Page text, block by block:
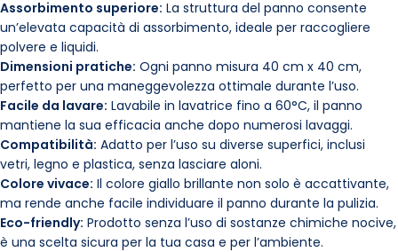
Assorbimento superiore: La struttura del panno consente
un’elevata capacità di assorbimento, ideale per raccogliere
polvere e liquidi.
Dimensioni pratiche: Ogni panno misura 40 cm x 40 cm,
perfetto per una maneggevolezza ottimale durante l’uso.
Facile da lavare: Lavabile in lavatrice fino a 60°C, il panno
mantiene la sua efficacia anche dopo numerosi lavaggi.
Compatibilità: Adatto per l’uso su diverse superfici, inclusi
vetri, legno e plastica, senza lasciare aloni.
Colore vivace: Il colore giallo brillante non solo è accattivante,
ma rende anche facile individuare il panno durante la pulizia.
Eco-friendly: Prodotto senza l’uso di sostanze chimiche nocive,
è una scelta sicura per la tua casa e per l’ambiente.